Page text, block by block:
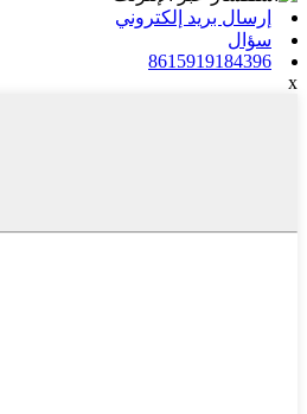
إرسال بريد إلكتروني
سؤال
8615919184396
x